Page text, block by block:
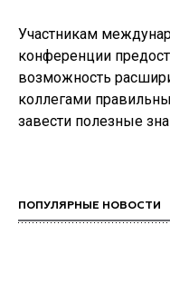
Участникам
конференции
возможность
коллегами
завести полезные
ПОПУЛЯРНЫЕ НОВОСТИ